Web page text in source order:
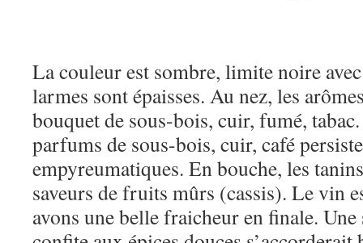
La couleur est sombre, limite noire
larmes sont épaisses. Au nez, les
bouquet de sous-bois, cuir, fumé,
parfums de sous-bois, cuir, café
empyreumatiques. En bouche, les
saveurs de fruits mûrs (cassis). Le vin
avons une belle fraicheur en finale. Une